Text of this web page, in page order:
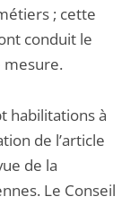
; cette
conduit le
mesure.
habilitations à
de l’article
de la
Le Conseil